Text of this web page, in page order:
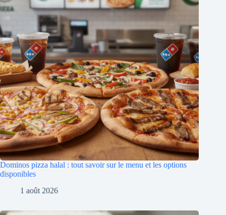
Dominos pizza halal : tout savoir sur le menu et les options
disponibles
1 août 2026